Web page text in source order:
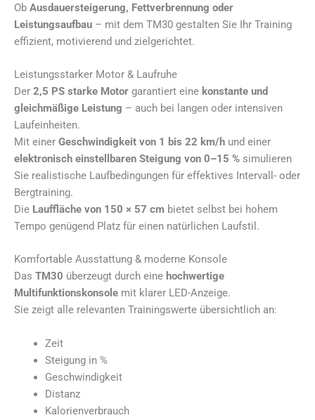
Ob Ausdauersteigerung, Fettverbrennung oder
Leistungsaufbau – mit dem TM30 gestalten Sie Ihr Training
effizient, motivierend und zielgerichtet.
Leistungsstarker Motor & Laufruhe
Der 2,5 PS starke Motor garantiert eine konstante und
gleichmäßige Leistung – auch bei langen oder intensiven
Laufeinheiten.
Mit einer Geschwindigkeit von 1 bis 22 km/h und einer
elektronisch einstellbaren Steigung von 0–15 % simulieren
Sie realistische Laufbedingungen für effektives Intervall- oder
Bergtraining.
Die Lauffläche von 150 × 57 cm bietet selbst bei hohem
Tempo genügend Platz für einen natürlichen Laufstil.
Komfortable Ausstattung & moderne Konsole
Das TM30 überzeugt durch eine hochwertige
Multifunktionskonsole mit klarer LED-Anzeige.
Sie zeigt alle relevanten Trainingswerte übersichtlich an:
Zeit
Steigung in %
Geschwindigkeit
Distanz
Kalorienverbrauch